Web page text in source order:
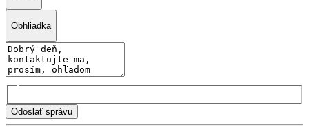
Obhliadka
Odoslať správu